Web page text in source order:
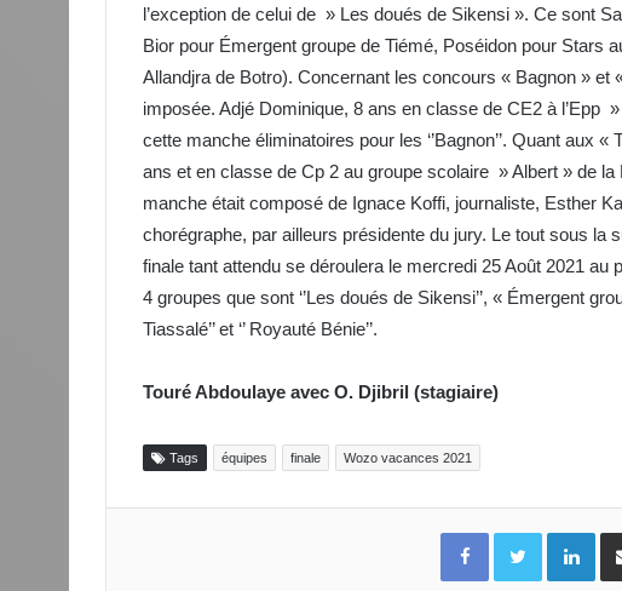
l’exception de celui de » Les doués de Sikensi ». Ce sont
Bior pour Émergent groupe de Tiémé, Poséidon pour Stars
Allandjra de Botro). Concernant les concours « Bagnon » et
imposée. Adjé Dominique, 8 ans en classe de CE2 à l’Epp
cette manche éliminatoires pour les ‘’Bagnon’’. Quant aux
ans et en classe de Cp 2 au groupe scolaire » Albert » de
manche était composé de Ignace Koffi, journaliste, Esther
chorégraphe, par ailleurs présidente du jury. Le tout sous la
finale tant attendu se déroulera le mercredi 25 Août 2021 au
4 groupes que sont ‘’Les doués de Sikensi’’, « Émergent
Tiassalé’’ et ‘’ Royauté Bénie’’.
Touré Abdoulaye avec O. Djibril (stagiaire)
Tags équipes finale Wozo vacances 2021
FacebookTwitter